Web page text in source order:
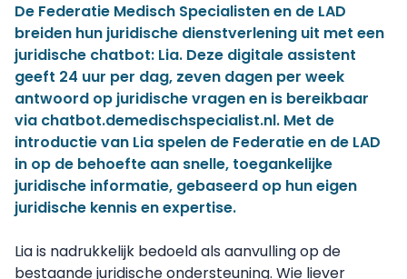
De Federatie Medisch Specialisten en de LAD
breiden hun juridische dienstverlening uit met een
juridische chatbot: Lia. Deze digitale assistent
geeft 24 uur per dag, zeven dagen per week
antwoord op juridische vragen en is bereikbaar
via chatbot.demedischspecialist.nl. Met de
introductie van Lia spelen de Federatie en de LAD
in op de behoefte aan snelle, toegankelijke
juridische informatie, gebaseerd op hun eigen
juridische kennis en expertise.
Lia is nadrukkelijk bedoeld als aanvulling op de
bestaande juridische ondersteuning. Wie liever